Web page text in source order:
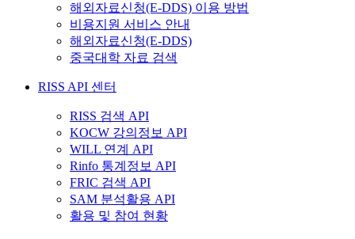
해외자료신청(E-DDS) 이용 방법
비용지원 서비스 안내
해외자료신청(E-DDS)
중국대학 자료 검색
RISS API 센터
RISS 검색 API
KOCW 강의정보 API
WILL 연계 API
Rinfo 통계정보 API
FRIC 검색 API
SAM 분석활용 API
활용 및 참여 현황